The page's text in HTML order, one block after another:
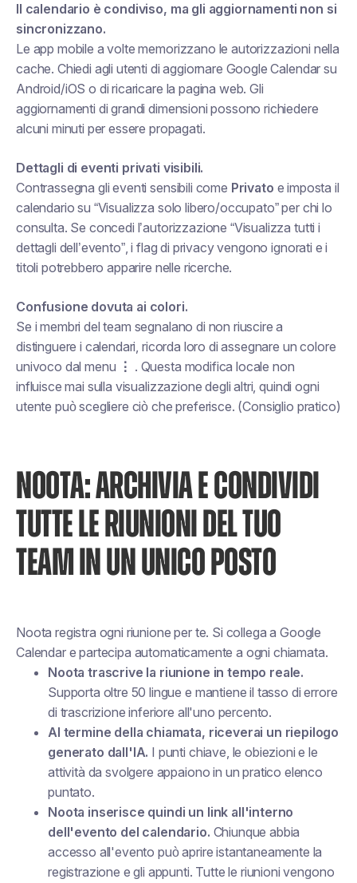
Il calendario è condiviso, ma gli aggiornamenti non si
sincronizzano.
Le app mobile a volte memorizzano le autorizzazioni nella
cache. Chiedi agli utenti di aggiornare Google Calendar su
Android/iOS o di ricaricare la pagina web. Gli
aggiornamenti di grandi dimensioni possono richiedere
alcuni minuti per essere propagati.
Dettagli di eventi privati visibili.
Contrassegna gli eventi sensibili come Privato e imposta il
calendario su “Visualizza solo libero/occupato” per chi lo
consulta. Se concedi l’autorizzazione “Visualizza tutti i
dettagli dell’evento”, i flag di privacy vengono ignorati e i
titoli potrebbero apparire nelle ricerche.
Confusione dovuta ai colori.
Se i membri del team segnalano di non riuscire a
distinguere i calendari, ricorda loro di assegnare un colore
univoco dal menu ⋮ . Questa modifica locale non
influisce mai sulla visualizzazione degli altri, quindi ogni
utente può scegliere ciò che preferisce. (Consiglio pratico)
NOOTA: ARCHIVIA E CONDIVIDI
TUTTE LE RIUNIONI DEL TUO
TEAM IN UN UNICO POSTO
Noota registra ogni riunione per te. Si collega a Google
Calendar e partecipa automaticamente a ogni chiamata.
Noota trascrive la riunione in tempo reale.
Supporta oltre 50 lingue e mantiene il tasso di errore
di trascrizione inferiore all'uno percento.
Al termine della chiamata, riceverai un riepilogo
generato dall'IA. I punti chiave, le obiezioni e le
attività da svolgere appaiono in un pratico elenco
puntato.
Noota inserisce quindi un link all'interno
dell'evento del calendario. Chiunque abbia
accesso all'evento può aprire istantaneamente la
registrazione e gli appunti. Tutte le riunioni vengono